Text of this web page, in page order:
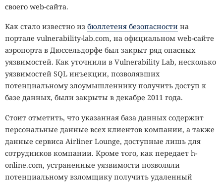
своего web-сайта.
Как стало известно из бюллетеня безопасности на
портале vulnerability-lab.com, на официальном web-сайте
аэропорта в Дюссельдорфе был закрыт ряд опасных
уязвимостей. Как уточнили в Vulnerability Lab, несколько
уязвимостей SQL инъекции, позволявших
потенциальному злоумышленнику получить доступ к
базе данных, были закрыты в декабре 2011 года.
Стоит отметить, что указанная база данных содержит
персональные данные всех клиентов компании, а также
данные сервиса Airliner Lounge, доступные лишь для
сотрудников компании. Кроме того, как передает h-
online.com, устраненные уязвимости позволяли
потенциальному взломщику получить удаленный